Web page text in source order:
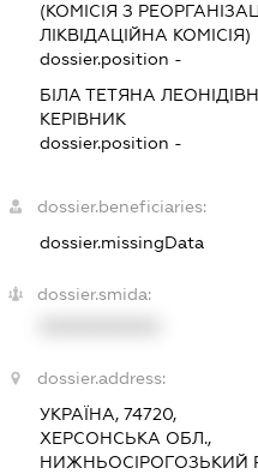
(КОМІСІЯ З
ЛІКВІДАЦІЙНА КОМІСІЯ)
dossier.position -
БІЛА ТЕТЯНА
КЕРІВНИК
dossier.position -
dossier.beneficiaries:
dossier.missingData
dossier.smida:
dossier.address:
УКРАЇНА, 74720,
ХЕРСОНСЬКА ОБЛ.,
НИЖНЬОСІРОГОЗЬКИЙ